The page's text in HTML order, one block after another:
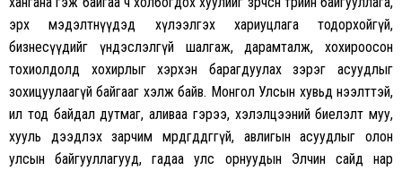
эрх мэдэлтнүүдэд хүлээлгэх хариуцлага тодорхойгүй,
бизнесүүдийг үндэслэлгүй шалгаж, дарамталж, хохироосон
тохиолдолд хохирлыг хэрхэн барагдуулах зэрэг асуудлыг
зохицуулаагүй байгааг хэлж байв. Монгол Улсын хувьд нээлттэй,
ил тод байдал дутмаг, аливаа гэрээ, хэлэлцээний биелэлт муу,
хууль дээдлэх зарчим мөрдөгддөггүй, авлигын асуудлыг олон
улсын байгууллагууд, гадаа улс орнуудын Элчин сайд нар